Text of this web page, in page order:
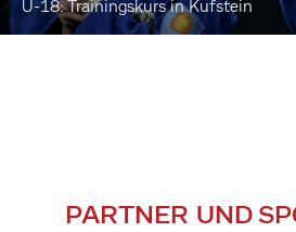
U-18: Trainingskurs in Kufstein
PARTNER UND